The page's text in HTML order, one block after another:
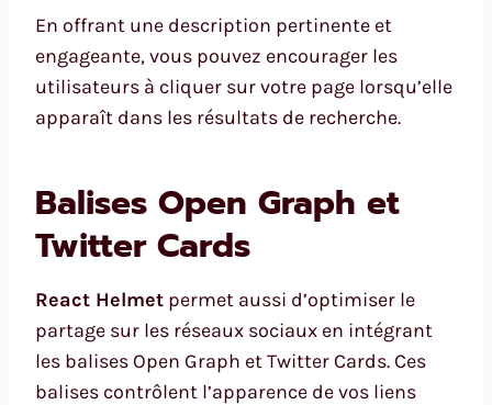
En offrant une description pertinente et
engageante, vous pouvez encourager les
utilisateurs à cliquer sur votre page lorsqu’elle
apparaît dans les résultats de recherche.
Balises Open Graph et
Twitter Cards
React Helmet permet aussi d’optimiser le
partage sur les réseaux sociaux en intégrant
les balises Open Graph et Twitter Cards. Ces
balises contrôlent l’apparence de vos liens